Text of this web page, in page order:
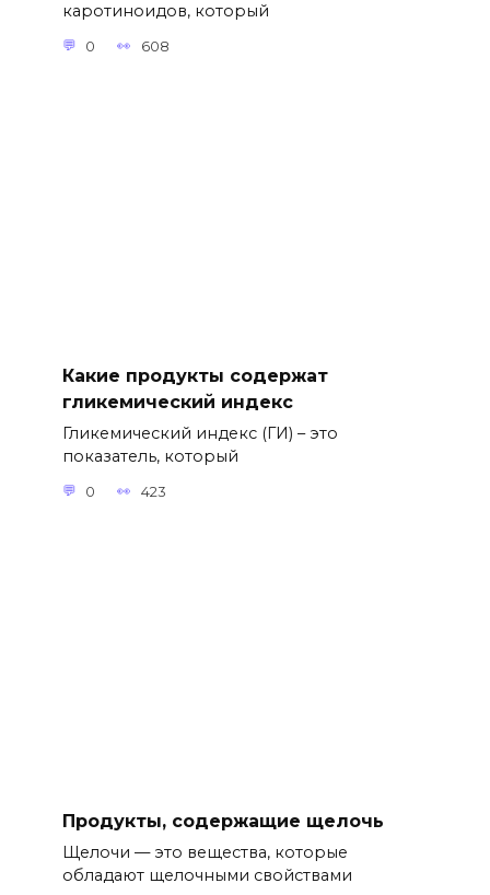
каротиноидов, который
0 608
Какие продукты содержат
гликемический индекс
Гликемический индекс (ГИ) – это
показатель, который
0 423
Продукты, содержащие щелочь
Щелочи — это вещества, которые
обладают щелочными свойствами